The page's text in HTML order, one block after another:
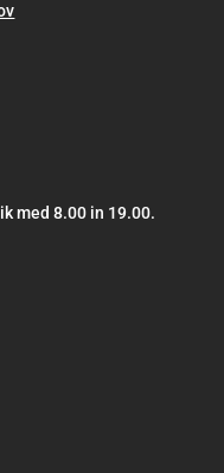
med 8.00 in 19.00.